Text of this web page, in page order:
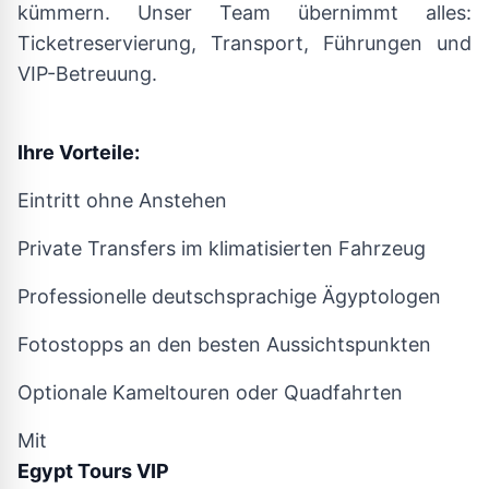
kümmern. Unser Team übernimmt alles:
Ticketreservierung, Transport, Führungen und
VIP-Betreuung.
Ihre Vorteile:
Eintritt ohne Anstehen
Private Transfers im klimatisierten Fahrzeug
Professionelle deutschsprachige Ägyptologen
Fotostopps an den besten Aussichtspunkten
Optionale Kameltouren oder Quadfahrten
Mit
Egypt Tours VIP